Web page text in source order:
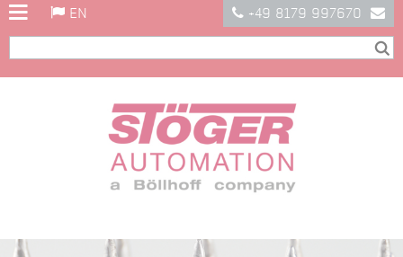
EN +49 8179 997670